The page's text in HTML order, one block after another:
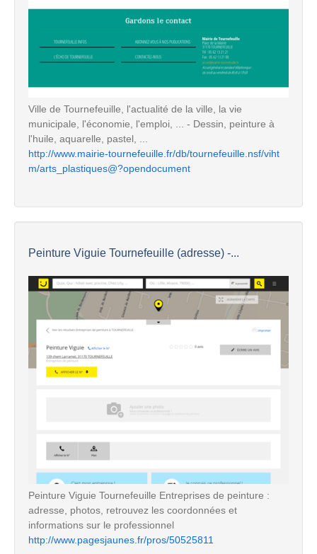
Ville de Tournefeuille, l'actualité de la ville, la vie
municipale, l'économie, l'emploi, ... - Dessin, peinture à
l'huile, aquarelle, pastel, ...
http://www.mairie-tournefeuille.fr/db/tournefeuille.nsf/viht
m/arts_plastiques@?opendocument
Peinture Viguie Tournefeuille (adresse) -...
Peinture Viguie Tournefeuille Entreprises de peinture :
adresse, photos, retrouvez les coordonnées et
informations sur le professionnel
http://www.pagesjaunes.fr/pros/50525811